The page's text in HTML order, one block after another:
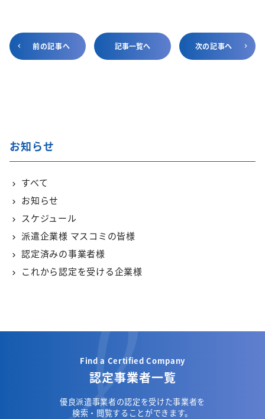
前の記事へ 記事一覧へ 次の記事へ
お知らせ
すべて
お知らせ
スケジュール
派遣企業様 マスコミの皆様
認定済みの事業者様
これから認定を受ける企業様
Find a Certified Company
認定事業者一覧
優良派遣事業者の認定を受けた事業者を
検索・閲覧することができます。